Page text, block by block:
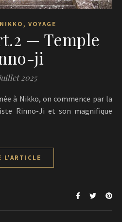
NIKKO , VOYAGE
— Temple
ji
2025
Rinno-Ji et son magnifique
L'ARTICLE